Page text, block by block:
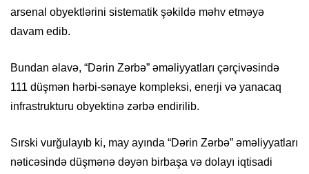
arsenal obyektlərini sistematik şəkildə məhv etməyə
davam edib.
Bundan əlavə, “Dərin Zərbə” əməliyyatları çərçivəsində
111 düşmən hərbi-sənaye kompleksi, enerji və yanacaq
infrastrukturu obyektinə zərbə endirilib.
Sırski vurğulayıb ki, may ayında “Dərin Zərbə” əməliyyatları
nəticəsində düşmənə dəyən birbaşa və dolayı iqtisadi